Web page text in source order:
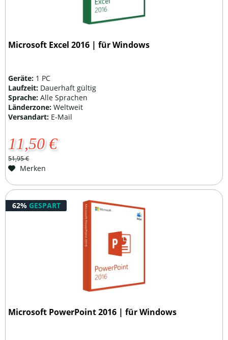
Microsoft Excel 2016 | für Windows
Geräte: 1 PC
Laufzeit: Dauerhaft gültig
Sprache:Alle Sprachen
Länderzone:Weltweit
Versandart: E-Mail
11,50 €
51,95 €
Merken
62% GESPART
Microsoft PowerPoint 2016 | für Windows